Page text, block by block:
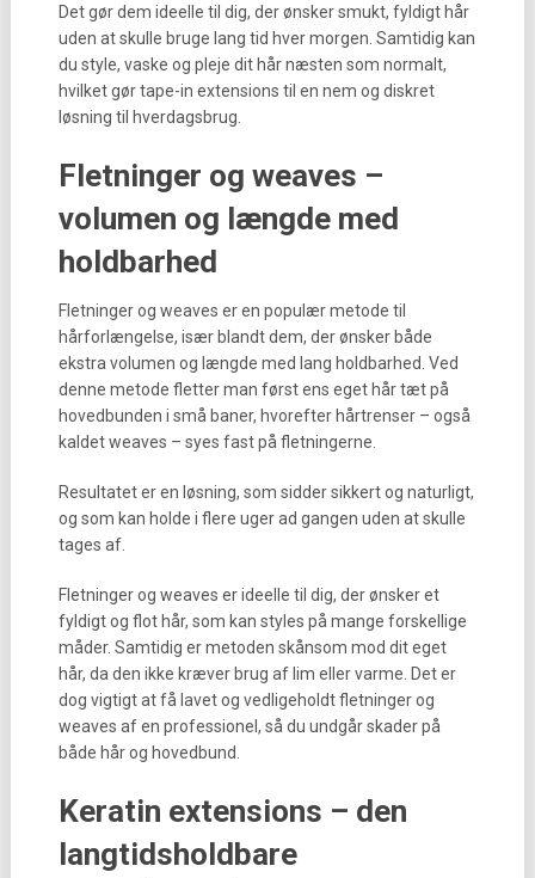
Det gør dem ideelle til dig, der ønsker smukt, fyldigt hår
uden at skulle bruge lang tid hver morgen. Samtidig kan
du style, vaske og pleje dit hår næsten som normalt,
hvilket gør tape-in extensions til en nem og diskret
løsning til hverdagsbrug.
Fletninger og weaves –
volumen og længde med
holdbarhed
Fletninger og weaves er en populær metode til
hårforlængelse, især blandt dem, der ønsker både
ekstra volumen og længde med lang holdbarhed. Ved
denne metode fletter man først ens eget hår tæt på
hovedbunden i små baner, hvorefter hårtrenser – også
kaldet weaves – syes fast på fletningerne.
Resultatet er en løsning, som sidder sikkert og naturligt,
og som kan holde i flere uger ad gangen uden at skulle
tages af.
Fletninger og weaves er ideelle til dig, der ønsker et
fyldigt og flot hår, som kan styles på mange forskellige
måder. Samtidig er metoden skånsom mod dit eget
hår, da den ikke kræver brug af lim eller varme. Det er
dog vigtigt at få lavet og vedligeholdt fletninger og
weaves af en professionel, så du undgår skader på
både hår og hovedbund.
Keratin extensions – den
langtidsholdbare